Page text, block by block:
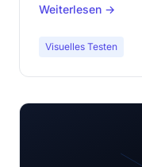
das.
Weiterlesen →
Visuelles Testen